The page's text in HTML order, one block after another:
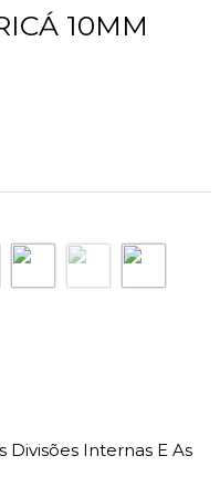
10MM
Divisões Internas E As